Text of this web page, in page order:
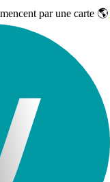
par une carte 🌎